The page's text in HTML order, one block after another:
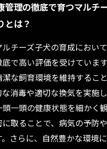
管理の徹底で育つマルチ
とは？
チーズ子犬の育成におい
で高い評価を受けていま
な飼育環境を維持するこ
消毒や適切な換気を実施
頭一頭の健康状態を細かく
取ることで、病気の予防
さらに、自然豊かな環境